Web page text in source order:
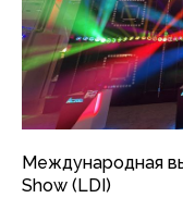
Международная
Show (LDI)